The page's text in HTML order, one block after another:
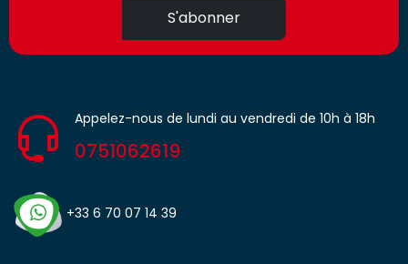
S'abonner
Appelez-nous de lundi au vendredi de 10h à 18h
0751062619
+33 6 70 07 14 39